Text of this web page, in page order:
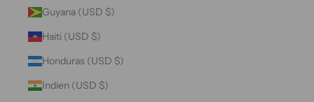
Guyana (USD $)
Haiti (USD $)
Honduras (USD $)
Indien (USD $)